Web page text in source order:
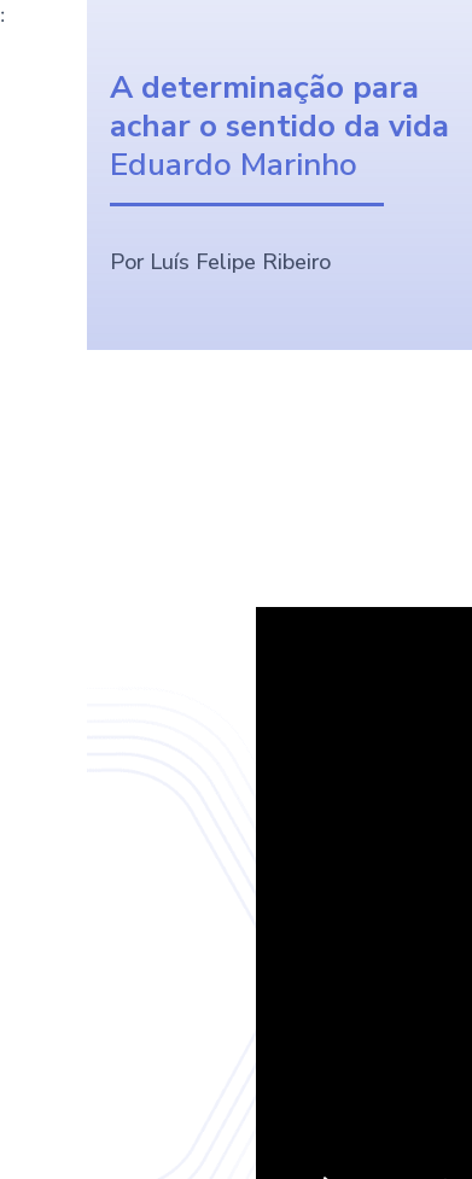
:
A determinação para
achar o sentido da vida
Eduardo Marinho
Por Luís Felipe Ribeiro